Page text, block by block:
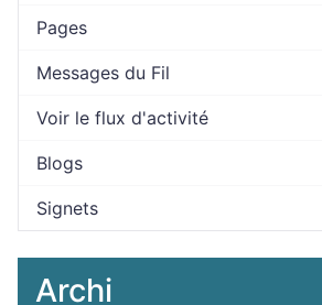
Pages
Messages du Fil
Voir le flux d'activité
Blogs
Signets
Archi